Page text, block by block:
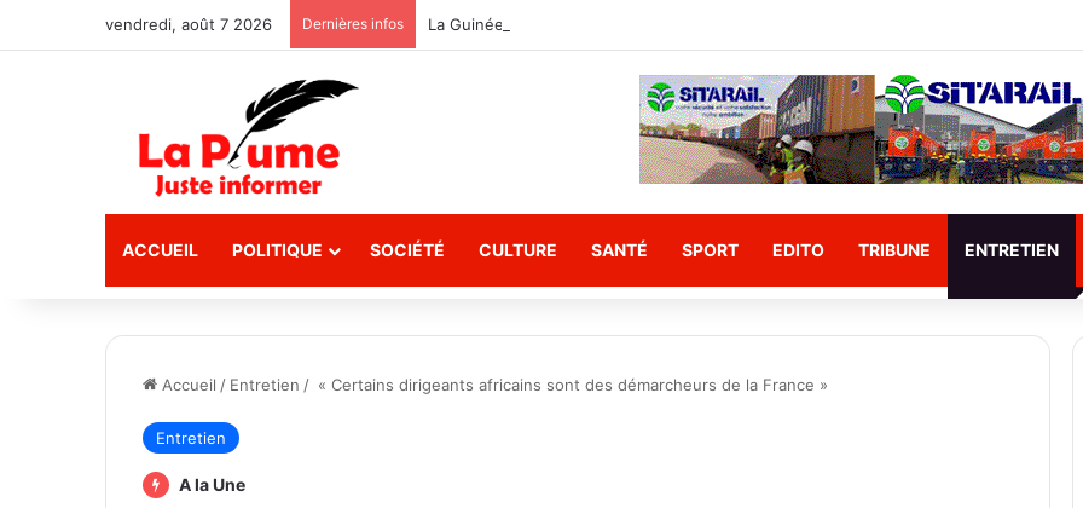
vendredi, août 7 2026 Dernières infos La Guinée réclame officiellement à la France les crânes de Bokar Biro et de ses
ACCUEIL POLITIQUE SOCIÉTÉ CULTURE SANTÉ SPORT EDITO TRIBUNE ENTRETIEN
Accueil / Entretien / « Certains dirigeants africains sont des démarcheurs de la France »
Entretien
A la Une